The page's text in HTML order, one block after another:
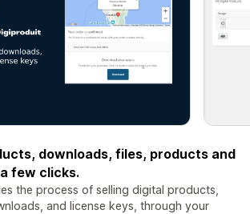
downloads, files, products and
few clicks.
the process of selling digital products,
and license keys, through your